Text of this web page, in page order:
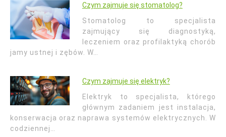
Czym zajmuje się stomatolog?
Stomatolog to specjalista
zajmujący się diagnostyką,
leczeniem oraz profilaktyką chorób
jamy ustnej i zębów. W…
Czym zajmuje się elektryk?
Elektryk to specjalista, którego
głównym zadaniem jest instalacja,
konserwacja oraz naprawa systemów elektrycznych. W
codziennej…